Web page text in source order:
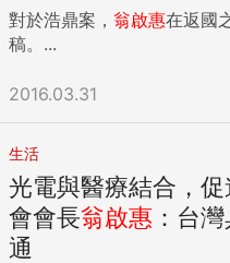
對於浩鼎案， 翁啟惠在返國
稿。...
2016.03.31
生活
光電與醫療結合，
會會長翁啟惠 ：台
通